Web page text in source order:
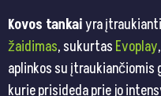
Kovos tankaiyra
žaidimas, sukurtas Evoplay
aplinkos su
kurie prisideda prie jo